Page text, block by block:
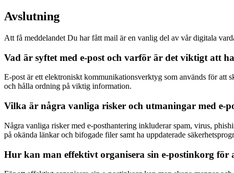
Avslutning
Att få meddelandet Du har fått mail är en vanlig del av vår digitala
Vad är syftet med e-post och varför är det viktigt att
E-post är ett elektroniskt kommunikationsverktyg som används för att
och hålla ordning på viktig information.
Vilka är några vanliga risker och utmaningar med e-
Några vanliga risker med e-posthantering inkluderar spam, virus,
på okända länkar och bifogade filer samt ha uppdaterade
Hur kan man effektivt organisera sin e-postinkorg för